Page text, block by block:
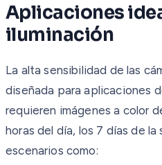
Aplicaciones
iluminación
La alta sensibilidad de las
diseñada para aplicaciones
requieren imágenes a color
horas del día, los 7 días de la
escenarios como: